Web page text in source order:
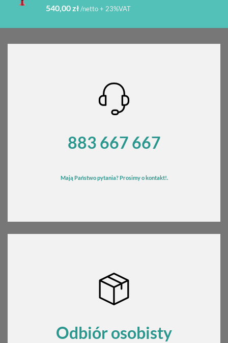
Oceniono
na 5
540,00zł/netto + 23%VAT
883 667 667
Mają Państwo pytania? Prosimy o kontakt!.
Odbiór osobisty